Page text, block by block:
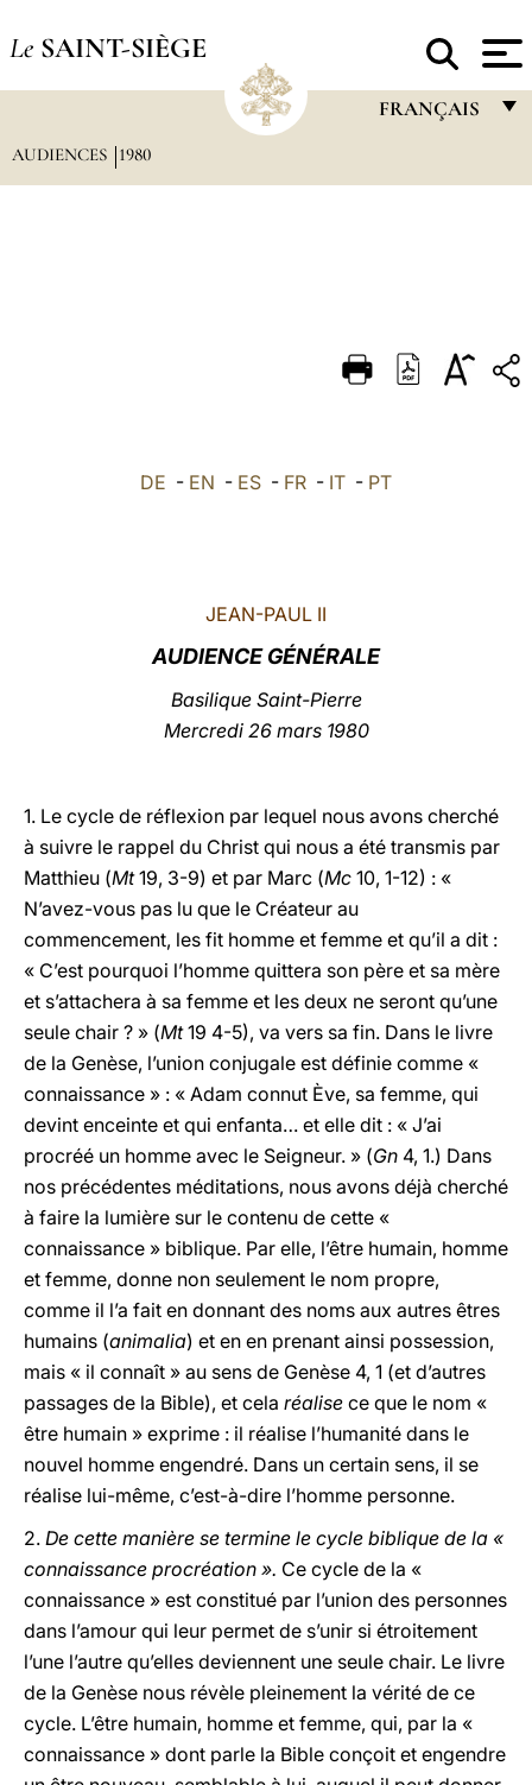
Le SAINT-SIÈGE
FRANÇAIS
DEUTSCH
العربيّة
AUDIENCES 1980
DE - EN - ES - FR - IT - PT
JEAN-PAUL II
AUDIENCE GÉNÉRALE
Basilique Saint-Pierre
Mercredi 26 mars 1980
1. Le cycle de réflexion par lequel nous avons cherché
à suivre le rappel du Christ qui nous a été transmis par
Matthieu (Mt19, 3-9) et par Marc (Mc 10, 1-12) : «
N’avez-vous pas lu que le Créateur au
commencement, les fit homme et femme et qu’il a dit :
« C’est pourquoi l’homme quittera son père et sa mère
et s’attachera à sa femme et les deux ne seront qu’une
seule chair ? » (Mt19 4-5), va vers sa fin. Dans le livre
de la Genèse, l’union conjugale est définie comme «
connaissance » : « Adam connut Ève, sa femme, qui
devint enceinte et qui enfanta… et elle dit : « J’ai
procréé un homme avec le Seigneur. » (Gn 4, 1.) Dans
nos précédentes méditations, nous avons déjà cherché
à faire la lumière sur le contenu de cette «
connaissance » biblique. Par elle, l’être humain, homme
et femme, donne non seulement le nom propre,
comme il l’a fait en donnant des noms aux autres êtres
humains (animalia) et en en prenant ainsi possession,
mais « il connaît » au sens de Genèse 4, 1 (et d’autres
passages de la Bible), et cela réalise ce que le nom «
être humain » exprime : il réalise l’humanité dans le
nouvel homme engendré. Dans un certain sens, il se
réalise lui-même, c’est-à-dire l’homme personne.
2. De cette manière se termine le cycle biblique de la «
connaissance procréation ». Ce cycle de la «
connaissance » est constitué par l’union des personnes
dans l’amour qui leur permet de s’unir si étroitement
l’une l’autre qu’elles deviennent une seule chair. Le livre
de la Genèse nous révèle pleinement la vérité de ce
cycle. L’être humain, homme et femme, qui, par la «
connaissance » dont parle la Bible conçoit et engendre